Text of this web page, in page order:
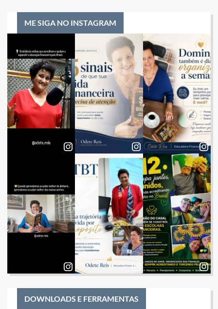
ME SIGA NO INSTAGRAM
DOWNLOADS E FERRAMENTAS